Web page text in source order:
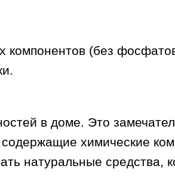
компонентов (без
в доме. Это
химические
натуральные средства,